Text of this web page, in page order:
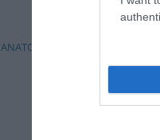
ΑΝΑΤΟΛΗ ΠΑΤΑΡΙΔΟΥ